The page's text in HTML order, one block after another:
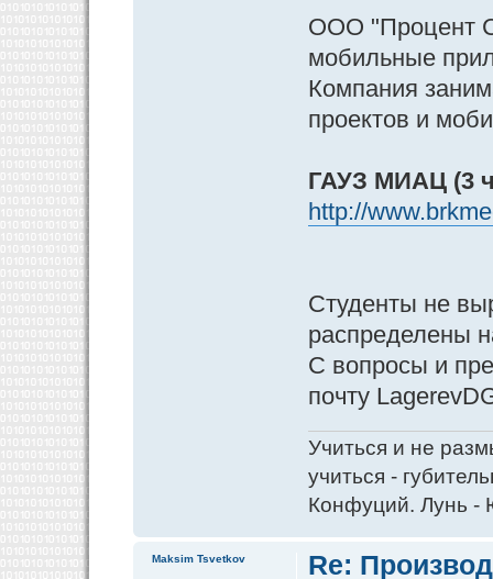
ООО "Процент
мобильные
Компания
проектов и
ГАУЗ МИАЦ (3
http://
Студенты не
распределены
С вопросы и
почту
Учиться и не
учиться -
Конфуций. Лунь -
Re:
Maksim Tsvetkov